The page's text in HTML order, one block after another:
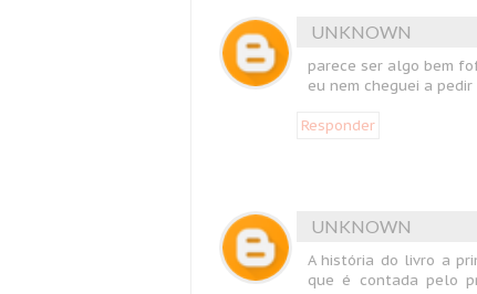
UNKNOWN
parece ser algo bem
eu nem cheguei a
Responder
UNKNOWN
A história do livro a
que é contada pelo